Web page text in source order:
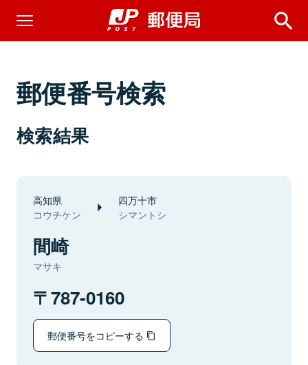
郵便番号検索
検索結果
高知県
コウチケン
四万十市
シマントシ
間崎
マサキ
787-0160
郵便番号をコピーする